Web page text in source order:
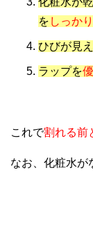
を しっか
ひびが見
ラップを
これで割れる前
なお、化粧水が